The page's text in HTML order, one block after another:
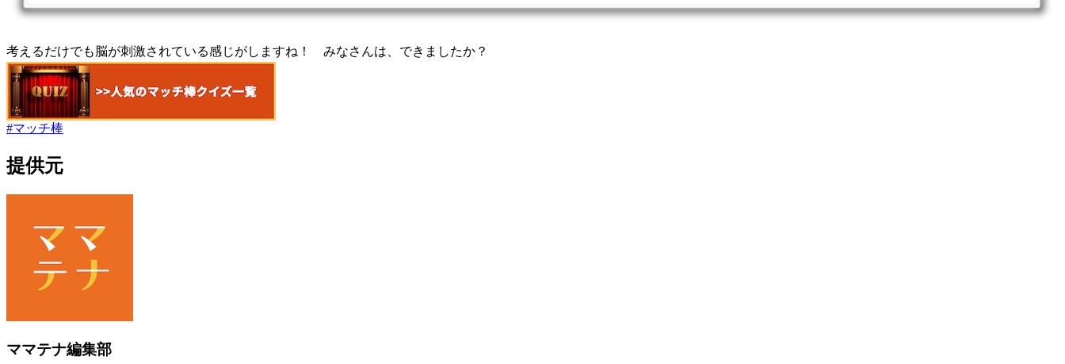
考えるだけでも脳が刺激されている感じがしますね！ みなさんは、できましたか？
#マッチ棒
提供元
ママテナ編集部